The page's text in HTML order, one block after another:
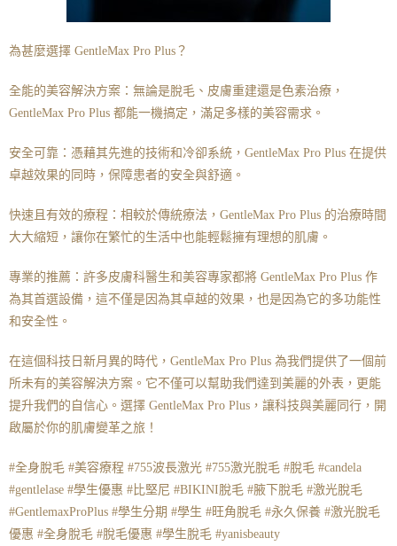
為甚麼選擇 GentleMax Pro Plus？
全能的美容解決方案：無論是脫毛、皮膚重建還是色素治療，
GentleMax Pro Plus 都能一機搞定，滿足多樣的美容需求。
安全可靠：憑藉其先進的技術和冷卻系統，GentleMax Pro Plus 在提供
卓越效果的同時，保障患者的安全與舒適。
快速且有效的療程：相較於傳統療法，GentleMax Pro Plus 的治療時間
大大縮短，讓你在繁忙的生活中也能輕鬆擁有理想的肌膚。
專業的推薦：許多皮膚科醫生和美容專家都將 GentleMax Pro Plus 作
為其首選設備，這不僅是因為其卓越的效果，也是因為它的多功能性
和安全性。
在這個科技日新月異的時代，GentleMax Pro Plus 為我們提供了一個前
所未有的美容解決方案。它不僅可以幫助我們達到美麗的外表，更能
提升我們的自信心。選擇 GentleMax Pro Plus，讓科技與美麗同行，開
啟屬於你的肌膚變革之旅！
#全身脫毛 #美容療程 #755波長激光 #755激光脫毛 #脫毛 #candela
#gentlelase #學生優惠 #比堅尼 #BIKINI脫毛 #腋下脫毛 #激光脫毛
#GentlemaxProPlus #學生分期 #學生 #旺角脫毛 #永久保養 #激光脫毛
優惠 #全身脫毛 #脫毛優惠 #學生脫毛 #yanisbeauty